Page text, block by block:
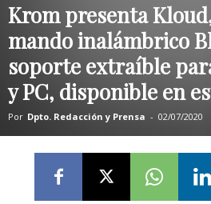
Krom presenta
mando inalámbrico
soporte extraíble
y PC, disponible en
Por Dpto. Redacción y Prensa - 02/07/2020